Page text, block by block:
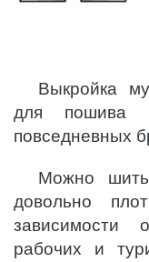
Выкройка
для пошива
повседневных
Можно
довольно
зависимости
рабочих и